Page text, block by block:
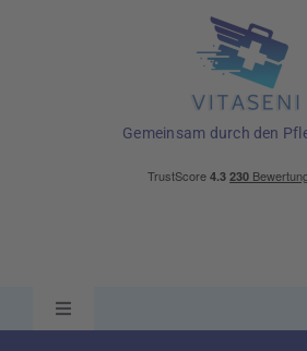
Gemeinsam durch den
Toggle